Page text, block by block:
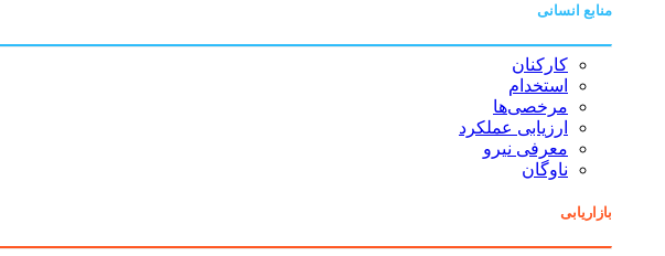
منابع انسانی
کارکنان
استخدام
مرخصی‌ها
ارزیابی عملکرد
معرفی نیرو
ناوگان
بازاریابی